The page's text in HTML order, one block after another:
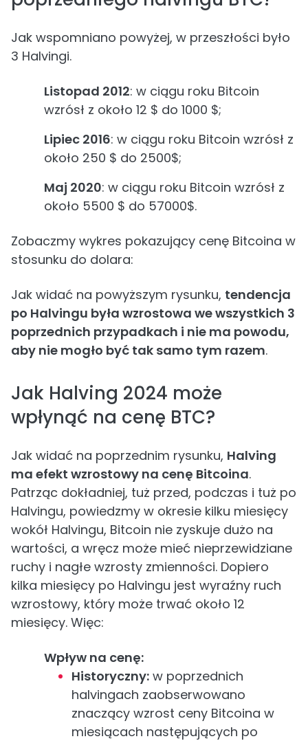
Jak wspomniano powyżej, w przeszłości było
3 Halvingi.
Listopad 2012: w ciągu roku Bitcoin
wzrósł z około 12 $ do 1000 $;
Lipiec 2016: w ciągu roku Bitcoin wzrósł z
około 250 $ do 2500$;
Maj 2020: w ciągu roku Bitcoin wzrósł z
około 5500 $ do 57000$.
Zobaczmy wykres pokazujący cenę Bitcoina w
stosunku do dolara:
Jak widać na powyższym rysunku, tendencja
po Halvingu była wzrostowa we wszystkich 3
poprzednich przypadkach i nie ma powodu,
aby nie mogło być tak samo tym razem.
Jak Halving 2024 może
wpłynąć na cenę BTC?
Jak widać na poprzednim rysunku, Halving
ma efekt wzrostowy na cenę Bitcoina.
Patrząc dokładniej, tuż przed, podczas i tuż po
Halvingu, powiedzmy w okresie kilku miesięcy
wokół Halvingu, Bitcoin nie zyskuje dużo na
wartości, a wręcz może mieć nieprzewidziane
ruchy i nagłe wzrosty zmienności. Dopiero
kilka miesięcy po Halvingu jest wyraźny ruch
wzrostowy, który może trwać około 12
miesięcy. Więc:
Wpływ na cenę:
Historyczny: w poprzednich
halvingach zaobserwowano
znaczący wzrost ceny Bitcoina w
miesiącach następujących po